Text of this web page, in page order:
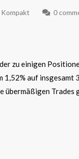
0
zu einigen
1,52% auf
übermäßigen Trades